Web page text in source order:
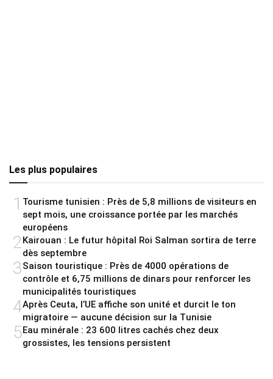
Les plus populaires
1 Tourisme tunisien : Près de 5,8 millions de visiteurs en
sept mois, une croissance portée par les marchés
européens
2 Kairouan : Le futur hôpital Roi Salman sortira de terre
dès septembre
3Saison touristique : Près de 4000 opérations de
contrôle et 6,75 millions de dinars pour renforcer les
municipalités touristiques
4Après Ceuta, l’UE affiche son unité et durcit le ton
migratoire — aucune décision sur la Tunisie
5Eau minérale : 23 600 litres cachés chez deux
grossistes, les tensions persistent